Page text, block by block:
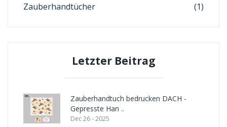
Zauberhandtücher
(1)
Letzter Beitrag
Zauberhandtuch bedrucken DACH -
Gepresste Han ..
Dec 26 - 2025